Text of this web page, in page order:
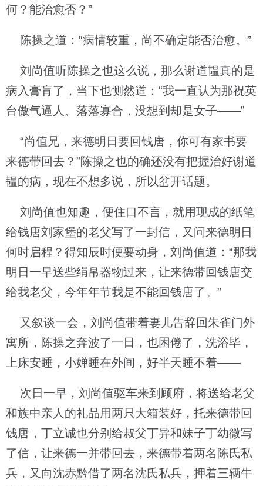
何？能治愈否？”
陈操之道：“病情较重，尚不确定能否治愈。”
刘尚值听陈操之也这么说，那么谢道韫真的是
病入膏肓了，当下也恻然道：“我一直认为那祝英
台傲气逼人、落落寡合，没想到却是女子——”
“尚值兄，来德明日要回钱唐，你可有家书要
来德带回去？”陈操之也的确还没有把握治好谢道
韫的病，现在不想多说，所以岔开话题。
刘尚值也知趣，便住口不言，就用现成的纸笔
给钱唐刘家堡的老父写了一封信，又问来德明日
何时启程？得知辰时便要动身，刘尚值道：“那我
明日一早送些绢帛器物过来，让来德带回钱唐交
给我老父，今年年节我是不能回钱唐了。”
又叙谈一会，刘尚值带着妻儿告辞回朱雀门外
寓所，陈操之奔波了一日，也困倦了，洗浴毕，
上床安睡，小婵睡在外间，好半天睡不着——
次日一早，刘尚值驱车来到顾府，将送给老父
和族中亲人的礼品用两只大箱装好，托来德带回
钱唐，丁立诚也分别给叔父丁异和妹子丁幼微写
了信，让来德一并带回去，来德带着两名陈氏私
兵，又向沈赤黔借了两名沈氏私兵，押着三辆牛